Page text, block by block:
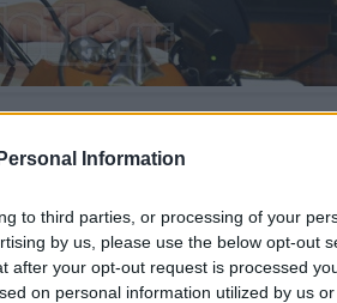
Information
to third parties, or processing of your
by us, please use the below opt-out
after your opt-out request is processed
on personal information utilized by us
ο ίδιος προσέφυγε στο
εκλογές. Η εκδίκαση θα γίνει